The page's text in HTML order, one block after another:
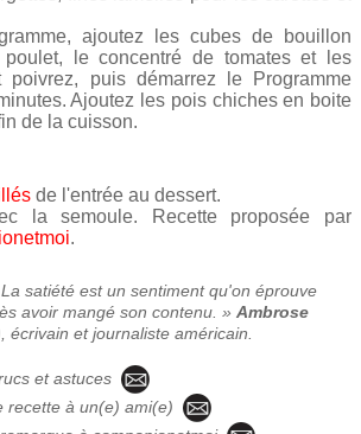
ajoutez les cubes de bouillon
le concentré de tomates et les
poivrez, puis démarrez le Programme
Ajoutez les pois chiches en boite
de la cuisson.
de l'entrée au dessert.
la semoule. Recette proposée par
.
satiété est un sentiment qu'on éprouve
avoir mangé son contenu. » Ambrose
écrivain et journaliste américain.
et astuces
recette à un(e) ami(e)